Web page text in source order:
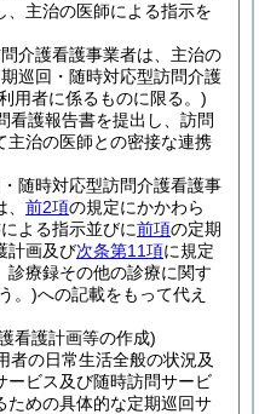
、主治の医師による指示を
介護看護事業者は、主治の
巡回・随時対応型訪問介護
用者に係るものに限る。)
看護報告書を提出し、訪問
主治の医師との密接な連携
随時対応型訪問介護看護事
前2項の規定にかかわら
よる指示並びに前項の定期
計画及び次条第11項に規定
診療録その他の診療に関す
。)への記載をもって代え
看護計画等の作成)
者の日常生活全般の状況及
ービス及び随時訪問サービ
ための具体的な定期巡回サ